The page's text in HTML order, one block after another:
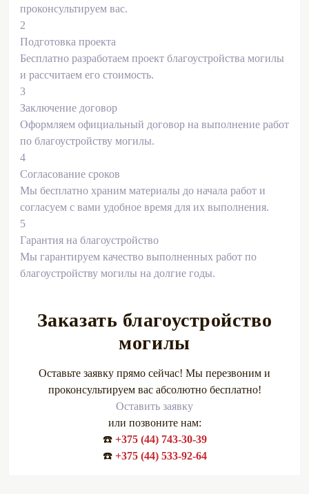
проконсультируем вас.
2
Подготовка проекта
Бесплатно разработаем проект благоустройства могилы
и рассчитаем его стоимость.
3
Заключение договор
Оформляем официальный договор на выполнение работ
по благоустройству могилы.
4
Согласование сроков
Мы бесплатно храним материалы до начала работ и
согласуем с вами удобное время для их выполнения.
5
Гарантия на благоустройство
Мы гарантируем качество выполненных работ по
благоустройству могилы на долгие годы.
Заказать благоустройство
могилы
Оставьте заявку прямо сейчас! Мы перезвоним и
проконсультируем вас абсолютно бесплатно!
Оставить заявку
или позвоните нам:
☎️ +375 (44) 743-30-39
☎️ +375 (44) 533-92-64